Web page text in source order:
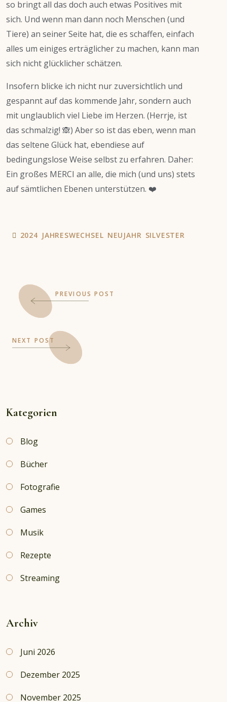
so bringt all das doch auch etwas Positives mit
sich. Und wenn man dann noch Menschen (und
Tiere) an seiner Seite hat, die es schaffen, einfach
alles um einiges erträglicher zu machen, kann man
sich nicht glücklicher schätzen.
Insofern blicke ich nicht nur zuversichtlich und
gespannt auf das kommende Jahr, sondern auch
mit unglaublich viel Liebe im Herzen. (Herrje, ist
das schmalzig! 🙈) Aber so ist das eben, wenn man
das seltene Glück hat, ebendiese auf
bedingungslose Weise selbst zu erfahren. Daher:
Ein großes MERCI an alle, die mich (und uns) stets
auf sämtlichen Ebenen unterstützen. ❤️
2024 JAHRESWECHSEL NEUJAHR SILVESTER
PREVIOUS POST
NEXT POST
Kategorien
Blog
Bücher
Fotografie
Games
Musik
Rezepte
Streaming
Archiv
Juni 2026
Dezember 2025
November 2025